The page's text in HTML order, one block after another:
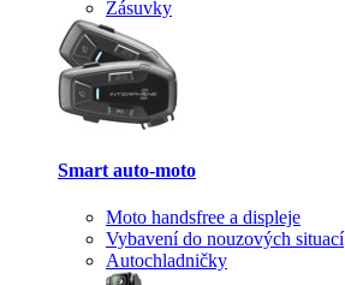
Zásuvky
Smart auto-moto
Moto handsfree a displeje
Vybavení do nouzových situací
Autochladničky